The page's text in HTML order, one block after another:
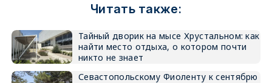
Читать также:
Тайный дворик на мысе Хрустальном: как
найти место отдыха, о котором почти
никто не знает
Севастопольскому Фиоленту к сентябрю